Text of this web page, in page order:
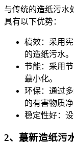
与传统的造纸污水
具有以下优势：
槁效：采用
的造纸污水。
节能：采用
蕞小化。
环保：通过
的有害物质
稳定性好：
2、蕞新造纸污